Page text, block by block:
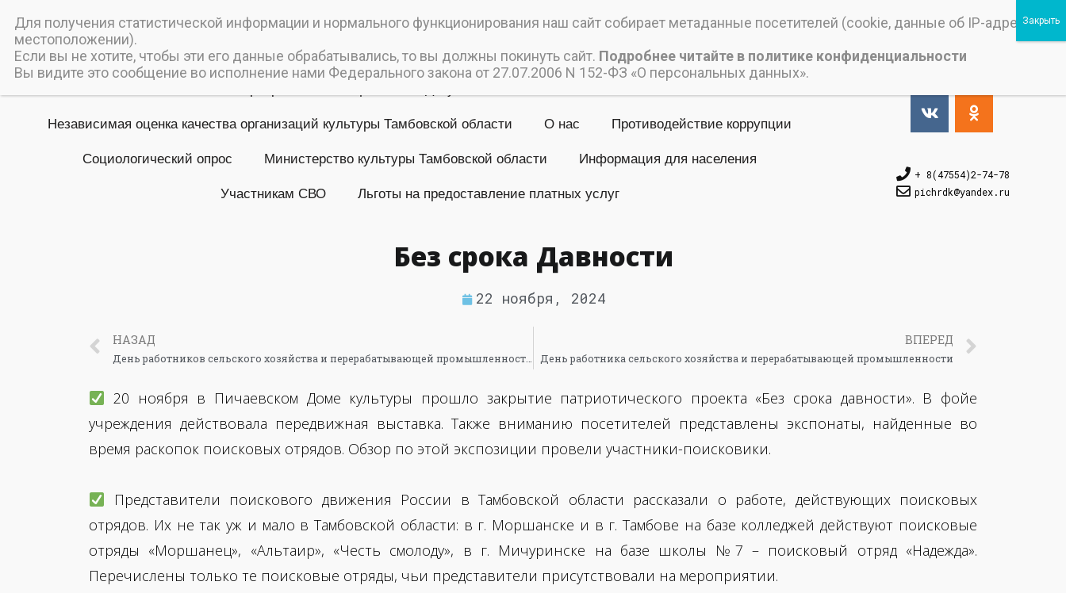
Пичаевский дом культуры
Муниципальное бюджетное учреждение культуры «Пичаевский Дом культуры»
Независимая оценка качества организаций культуры Тамбовской области О нас Противодействие коррупции
Социологический опрос Министерство культуры Тамбовской области Информация для населения
Участникам СВО Льготы на предоставление платных услуг
Версия_для_слабовидящих
+ 8(47554)2-74-78
pichrdk@yаndex.ru
Без срока Давности
22 ноября, 2024
НАЗАД ВПЕРЕД
День работника сельского хозяйства и перерабатывающей промышленности
20 ноября в Пичаевском Доме культуры прошло закрытие патриотического проекта «Без срока давности». В фойе
учреждения действовала передвижная выставка. Также вниманию посетителей представлены экспонаты, найденные во
время раскопок поисковых отрядов. Обзор по этой экспозиции провели участники-поисковики.
Представители поискового движения России в Тамбовской области рассказали о работе, действующих поисковых
отрядов. Их не так уж и мало в Тамбовской области: в г. Моршанске и в г. Тамбове на базе колледжей действуют поисковые
отряды «Моршанец», «Альтаир», «Честь смолоду», в г. Мичуринске на базе школы №7 – поисковый отряд «Надежда».
Перечислены только те поисковые отряды, чьи представители присутствовали на мероприятии.
Для получения статистической информации и нормального функционирования наш сайт собирает метаданные посетителей (cookie, данные об IP-адресе и
местоположении).
Если вы не хотите, чтобы эти его данные обрабатывались, то вы должны покинуть сайт. Подробнее читайте в политике конфиденциальности
Вы видите это сообщение во исполнение нами Федерального закона от 27.07.2006 N 152-ФЗ «О персональных данных».